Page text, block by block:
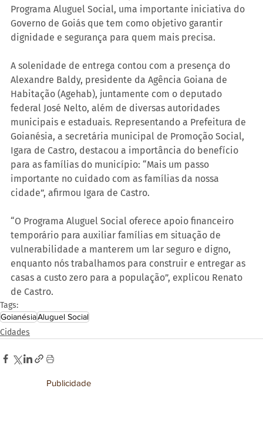
Programa Aluguel Social, uma importante iniciativa do
Governo de Goiás que tem como objetivo garantir
dignidade e segurança para quem mais precisa.
A solenidade de entrega contou com a presença do
Alexandre Baldy, presidente da Agência Goiana de
Habitação (Agehab), juntamente com o deputado
federal José Nelto, além de diversas autoridades
municipais e estaduais. Representando a Prefeitura de
Goianésia, a secretária municipal de Promoção Social,
Igara de Castro, destacou a importância do benefício
para as famílias do município: “Mais um passo
importante no cuidado com as famílias da nossa
cidade”, afirmou Igara de Castro.
“O Programa Aluguel Social oferece apoio financeiro
temporário para auxiliar famílias em situação de
vulnerabilidade a manterem um lar seguro e digno,
enquanto nós trabalhamos para construir e entregar as
casas a custo zero para a população”, explicou Renato
de Castro.
Tags:
GoianésiaAluguel Social
Cidades
Publicidade